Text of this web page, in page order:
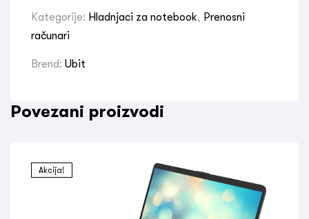
Kategorije: Hladnjaci za notebook, Prenosni
računari
Brend: Ubit
Povezani proizvodi
Akcija!